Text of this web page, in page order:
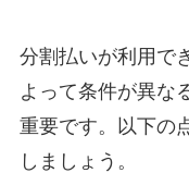
分割払いが利用で
よって条件が異な
重要です。以下の
しましょう。